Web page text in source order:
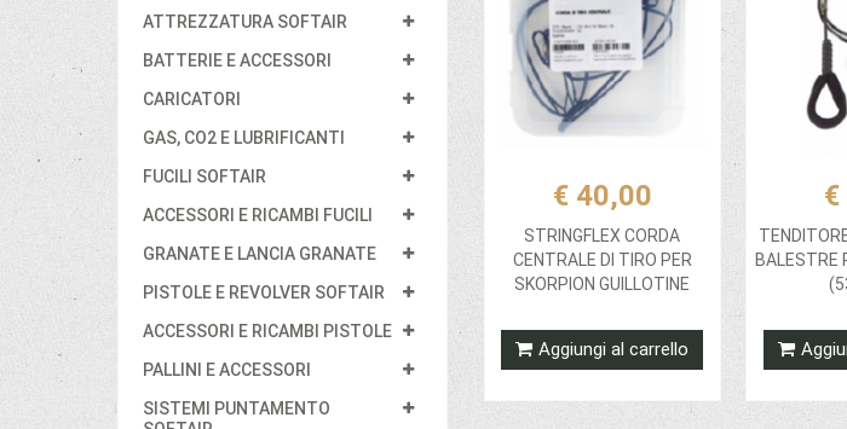
ATTREZZATURA SOFTAIR
BATTERIE E ACCESSORI
CARICATORI
GAS, CO2 E LUBRIFICANTI
FUCILI SOFTAIR
ACCESSORI E RICAMBI FUCILI
GRANATE E LANCIA GRANATE
PISTOLE E REVOLVER SOFTAIR
ACCESSORI E RICAMBI PISTOLE
PALLINI E ACCESSORI
SISTEMI PUNTAMENTO
€ 40,00
STRINGFLEX CORDA
CENTRALE DI TIRO PER
SKORPION GUILLOTINE
Aggiungi al carrello
BALESTRE